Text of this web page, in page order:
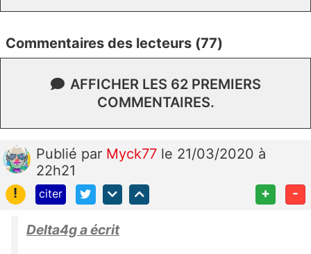
Commentaires des lecteurs (77)
AFFICHER LES 62 PREMIERS
COMMENTAIRES.
Publié par Myck77 le 21/03/2020 à
22h21
!
citer + -
Delta4g a écrit